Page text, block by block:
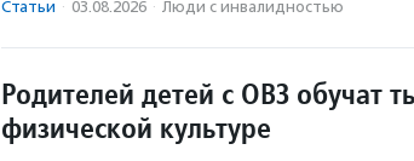
Статьи · 03.08.2026 · Люди с инвалидностью
Родителей детей с ОВЗ обучат
физической культуре